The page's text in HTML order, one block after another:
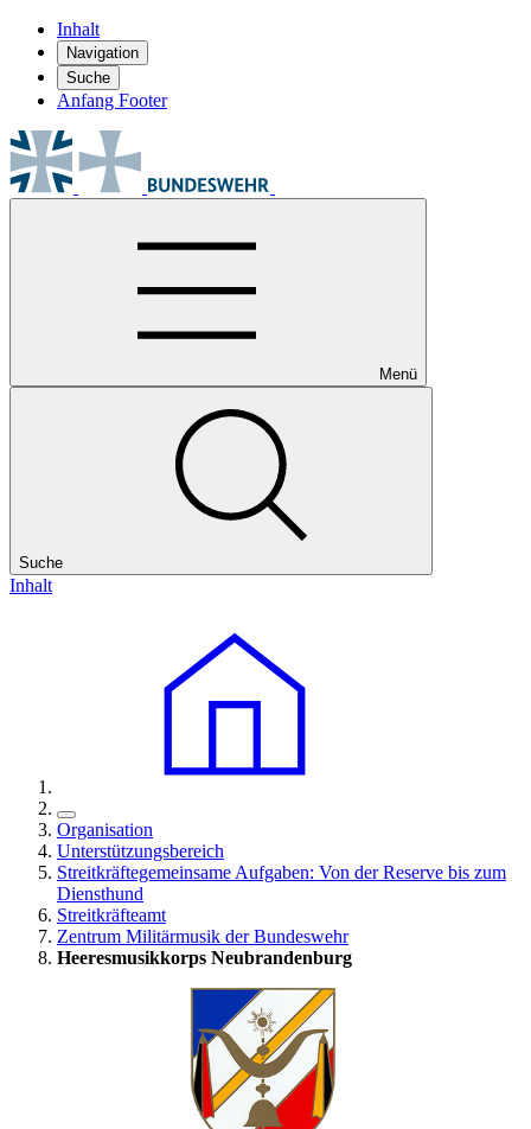
Inhalt
Navigation
Suche
Anfang Footer
Menü
Suche
Inhalt
Organisation
Unterstützungsbereich
Streitkräftegemeinsame Aufgaben: Von der Reserve bis zum
Diensthund
Streitkräfteamt
Zentrum Militärmusik der Bundeswehr
Heeresmusikkorps Neubrandenburg